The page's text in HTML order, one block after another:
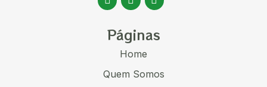
Páginas
Home
Quem Somos